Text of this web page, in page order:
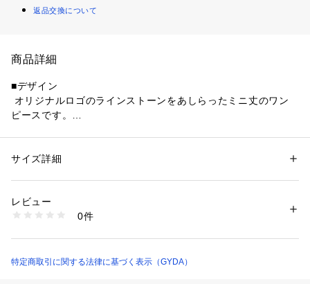
返品交換について
商品詳細
■デザイン
オリジナルロゴのラインストーンをあしらったミニ丈のワン
ピースです。
光沢感を抑えているのでカジュアル使いしやすいです。
ショート丈のコートと相性が良いです。
け取ることができます。
性別：レディース
素材：ポリエステル94％ ポリウレタン6％
商品番号：
072460386201 （ショップ）
サイズ詳細
レビュー
0件
特定商取引に関する法律に基づく表示（GYDA）